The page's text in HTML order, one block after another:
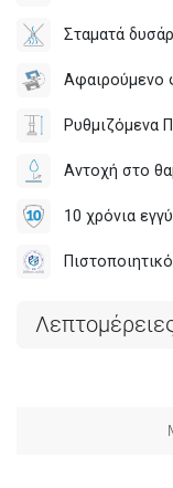
Σταματά
Αφαιρούμενο
Ρυθμιζόμενα
Αντοχή στο
10 χρόνια